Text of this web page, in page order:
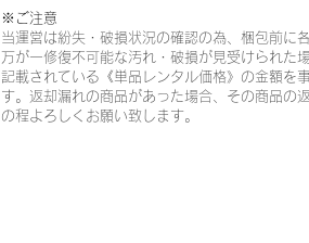
※ご注意​
当運営は紛失・破損状況の確認の為、梱包前に
万が一修復不可能な汚れ・破損が見受けられた
記載されている《単品レンタル価格》の金額を
す。返却漏れの商品があった場合、その商品の
の程よろしくお願い致します。